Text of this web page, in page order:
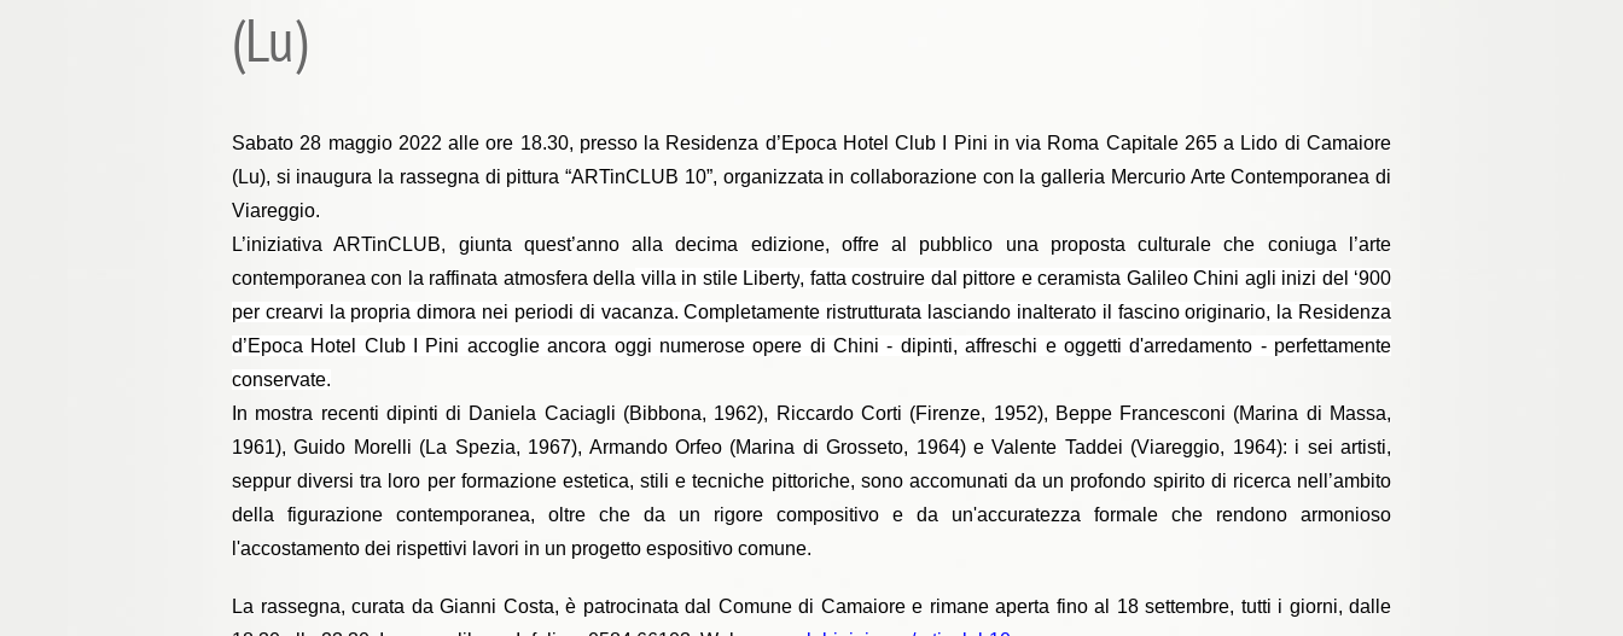
(Lu)
Sabato 28 maggio 2022 alle ore 18.30, presso la Residenza d’Epoca Hotel Club I Pini in via Roma Capitale 265 a Lido di Camaiore
(Lu), si inaugura la rassegna di pittura “ARTinCLUB 10”, organizzata in collaborazione con la galleria Mercurio Arte Contemporanea di
Viareggio.
L’iniziativa ARTinCLUB, giunta quest’anno alla decima edizione, offre al pubblico una proposta culturale che coniuga l’arte
contemporanea con la raffinata atmosfera della villa in stile Liberty, fatta costruire dal pittore e ceramista Galileo Chini agli inizi del ‘900
per crearvi la propria dimora nei periodi di vacanza. Completamente ristrutturata lasciando inalterato il fascino originario, la Residenza
d’Epoca Hotel Club I Pini accoglie ancora oggi numerose opere di Chini - dipinti, affreschi e oggetti d'arredamento - perfettamente
conservate.
In mostra recenti dipinti di Daniela Caciagli (Bibbona, 1962), Riccardo Corti (Firenze, 1952), Beppe Francesconi (Marina di Massa,
1961), Guido Morelli (La Spezia, 1967), Armando Orfeo (Marina di Grosseto, 1964) e Valente Taddei (Viareggio, 1964): i sei artisti,
seppur diversi tra loro per formazione estetica, stili e tecniche pittoriche, sono accomunati da un profondo spirito di ricerca nell’ambito
della figurazione contemporanea, oltre che da un rigore compositivo e da un'accuratezza formale che rendono armonioso
l'accostamento dei rispettivi lavori in un progetto espositivo comune.
La rassegna, curata da Gianni Costa, è patrocinata dal Comune di Camaiore e rimane aperta fino al 18 settembre, tutti i giorni, dalle